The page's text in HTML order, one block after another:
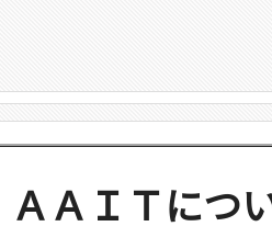
ＡＡＩＴにつ